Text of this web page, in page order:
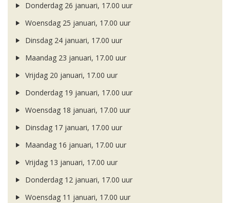
Donderdag 26 januari, 17.00 uur
Woensdag 25 januari, 17.00 uur
Dinsdag 24 januari, 17.00 uur
Maandag 23 januari, 17.00 uur
Vrijdag 20 januari, 17.00 uur
Donderdag 19 januari, 17.00 uur
Woensdag 18 januari, 17.00 uur
Dinsdag 17 januari, 17.00 uur
Maandag 16 januari, 17.00 uur
Vrijdag 13 januari, 17.00 uur
Donderdag 12 januari, 17.00 uur
Woensdag 11 januari, 17.00 uur